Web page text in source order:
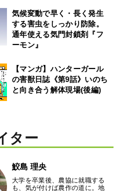
気候変動で早く・長く発生
する害虫をしっかり防除。
通年使える気門封鎖剤『フ
ーモン』
【マンガ】ハンターガール
の害獣日誌《第9話》いのち
と向き合う解体現場(後編)
ター
鮫島 理央
大学を卒業後、農協に就職する
も、気が付けば農作の道に。地